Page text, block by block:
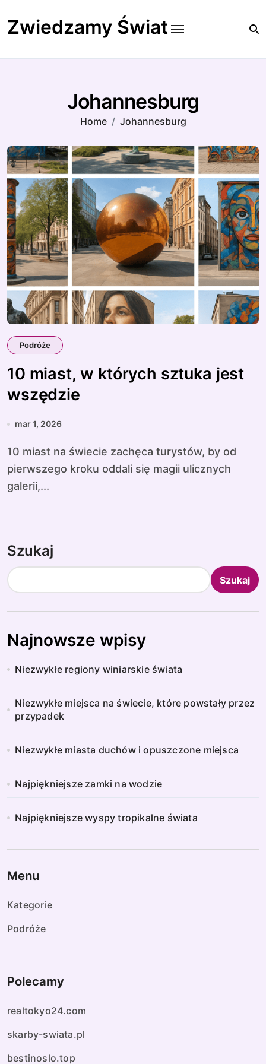
to
content
Zwiedzamy Świat
Johannesburg
Home Johannesburg
Podróże
10 miast, w których sztuka jest
wszędzie
mar 1, 2026
10 miast na świecie zachęca turystów, by od
pierwszego kroku oddali się magii ulicznych
galerii,...
Szukaj
Szukaj
Najnowsze wpisy
Niezwykłe regiony winiarskie świata
Niezwykłe miejsca na świecie, które powstały przez
przypadek
Niezwykłe miasta duchów i opuszczone miejsca
Najpiękniejsze zamki na wodzie
Najpiękniejsze wyspy tropikalne świata
Menu
Kategorie
Podróże
Polecamy
realtokyo24.com
skarby-swiata.pl
bestinoslo.top